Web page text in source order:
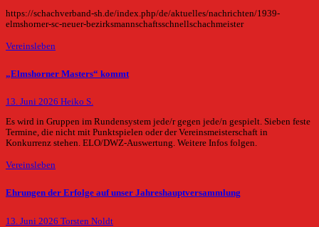
https://schachverband-sh.de/index.php/de/aktuelles/nachrichten/1939-
elmshorner-sc-neuer-bezirksmannschaftsschnellschachmeister
Vereinsleben
„Elmshorner Masters“ kommt
13. Juni 2026 Heiko S.
Es wird in Gruppen im Rundensystem jede/r gegen jede/n gespielt. Sieben feste
Termine, die nicht mit Punktspielen oder der Vereinsmeisterschaft in
Konkurrenz stehen. ELO/DWZ-Auswertung. Weitere Infos folgen.
Vereinsleben
Ehrungen der Erfolge auf unser Jahreshauptversammlung
13. Juni 2026 Torsten Noldt